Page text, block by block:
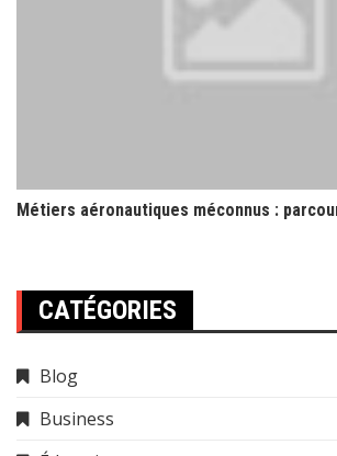
Métiers aéronautiques méconnus :
CATÉGORIES
Blog
Business